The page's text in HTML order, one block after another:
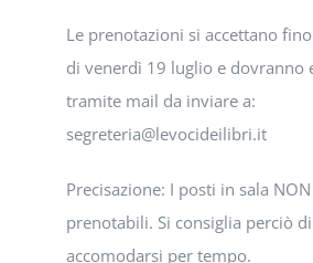
Le prenotazioni si accettano
di venerdì 19 luglio e dovranno
tramite mail da inviare a:
segreteria@levocideilibri.it
Precisazione: I posti in sala
prenotabili. Si consiglia perciò
accomodarsi per tempo.